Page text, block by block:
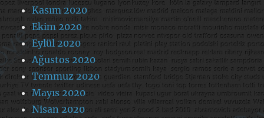
Kasım 2020
Ekim 2020
Eylül 2020
Ağustos 2020
Temmuz 2020
Mayıs 2020
Nisan 2020